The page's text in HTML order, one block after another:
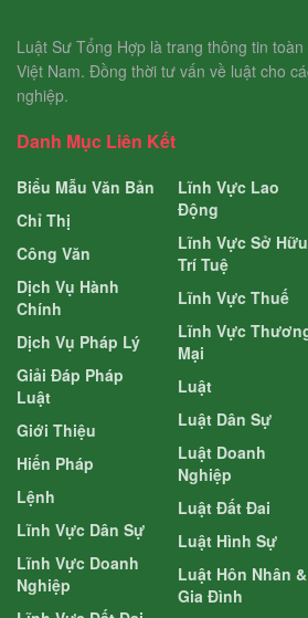
Luật Sư Tổng Hợp là trang thông tin
Việt Nam. Đồng thời tư vấn về luật cho
nghiệp.
Danh Mục Liên Kết
Biểu Mẫu Văn Bản
Chỉ Thị
Công Văn
Dịch Vụ Hành
Chính
Dịch Vụ Pháp Lý
Giải Đáp Pháp
Luật
Giới Thiệu
Hiến Pháp
Lệnh
Lĩnh Vực Dân Sự
Lĩnh Vực Doanh
Nghiệp
Lĩnh Vực Lao
Động
Lĩnh Vực Sở Hữu
Trí Tuệ
Lĩnh Vực Thuế
Lĩnh Vực
Mại
Luật
Luật Dân Sự
Luật Doanh
Nghiệp
Luật Đất Đai
Luật Hình Sự
Luật Hôn Nhân &
Gia Đình